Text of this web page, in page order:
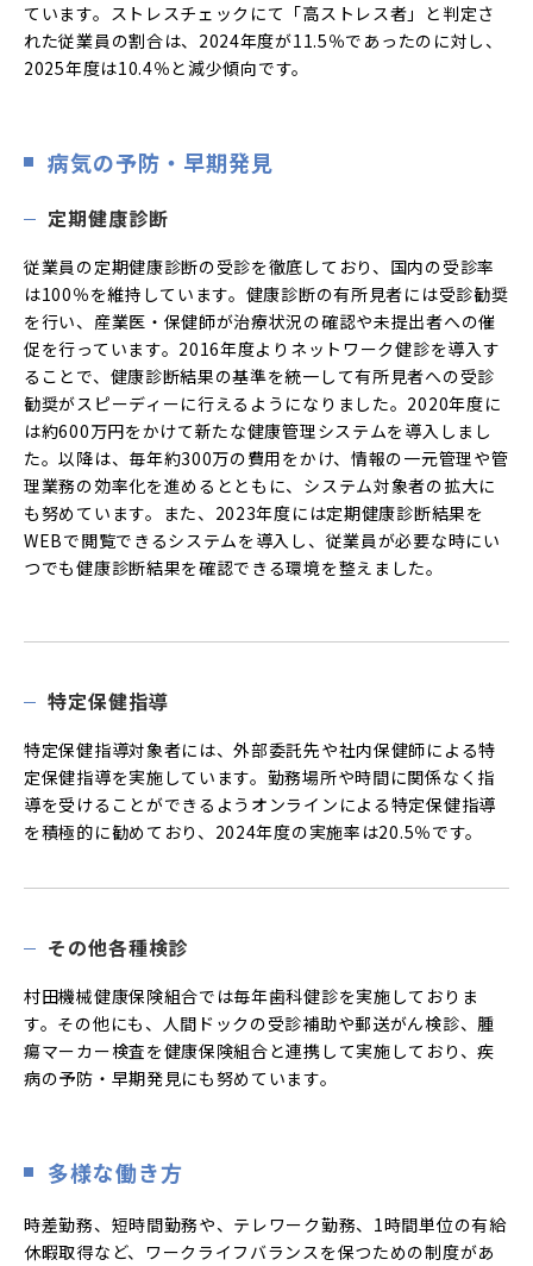
ています。ストレスチェックにて「高ストレス者」と判定さ
れた従業員の割合は、2024年度が11.5％であったのに対し、
2025年度は10.4％と減少傾向です。
病気の予防・早期発見
定期健康診断
従業員の定期健康診断の受診を徹底しており、国内の受診率
は100％を維持しています。健康診断の有所見者には受診勧奨
を行い、産業医・保健師が治療状況の確認や未提出者への催
促を行っています。2016年度よりネットワーク健診を導入す
ることで、健康診断結果の基準を統一して有所見者への受診
勧奨がスピーディーに行えるようになりました。2020年度に
は約600万円をかけて新たな健康管理システムを導入しまし
た。以降は、毎年約300万の費用をかけ、情報の一元管理や管
理業務の効率化を進めるとともに、システム対象者の拡大に
も努めています。また、2023年度には定期健康診断結果を
WEBで閲覧できるシステムを導入し、従業員が必要な時にい
つでも健康診断結果を確認できる環境を整えました。
特定保健指導
特定保健指導対象者には、外部委託先や社内保健師による特
定保健指導を実施しています。勤務場所や時間に関係なく指
導を受けることができるようオンラインによる特定保健指導
を積極的に勧めており、2024年度の実施率は20.5％です。
その他各種検診
村田機械健康保険組合では毎年歯科健診を実施しておりま
す。その他にも、人間ドックの受診補助や郵送がん検診、腫
瘍マーカー検査を健康保険組合と連携して実施しており、疾
病の予防・早期発見にも努めています。
多様な働き方
時差勤務、短時間勤務や、テレワーク勤務、1時間単位の有給
休暇取得など、ワークライフバランスを保つための制度があ